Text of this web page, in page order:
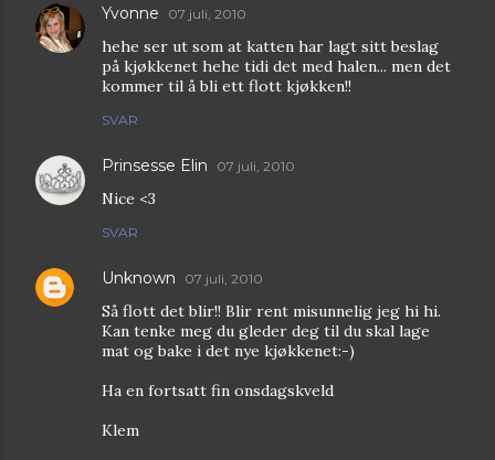
Yvonne 07 juli, 2010
hehe ser ut som at katten har lagt sitt beslag
på kjøkkenet hehe tidi det med halen... men det
kommer til å bli ett flott kjøkken!!
SVAR
Prinsesse Elin 07 juli, 2010
Nice <3
SVAR
Unknown 07 juli, 2010
Så flott det blir!! Blir rent misunnelig jeg hi hi.
Kan tenke meg du gleder deg til du skal lage
mat og bake i det nye kjøkkenet:-)
Ha en fortsatt fin onsdagskveld
Klem